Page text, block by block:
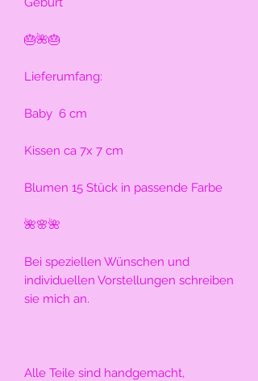
🎂🌺🎂
Lieferumfang:
Baby  6 cm
Kissen ca 7x 7 cm
Blumen 15 Stück in passende Farbe
🌺🌸🌺
Bei speziellen Wünschen und
individuellen Vorstellungen schreiben
sie mich an.
Alle Teile sind handgemacht,